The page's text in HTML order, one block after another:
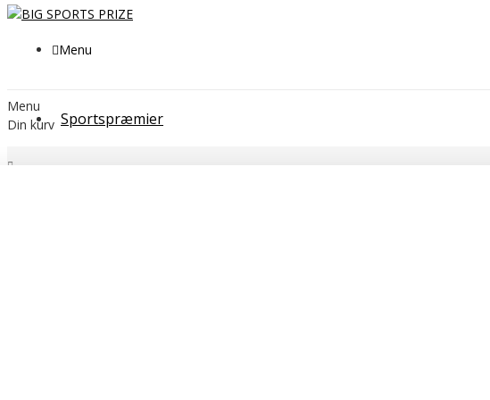
Menu
Din kurv
Menu
Sportspræmier